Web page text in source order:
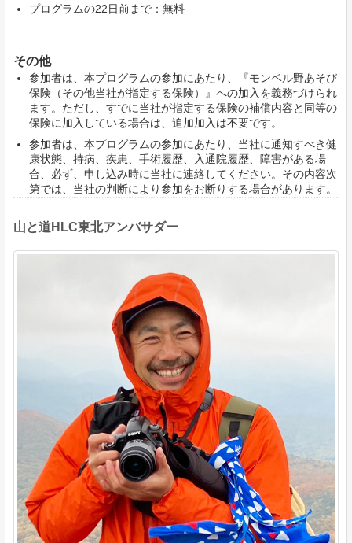
プログラムの22日前まで：無料
その他
参加者は、本プログラムの参加にあたり、『モンベル野あそび
保険（その他当社が指定する保険）』への加入を義務づけられ
ます。ただし、すでに当社が指定する保険の補償内容と同等の
保険に加入している場合は、追加加入は不要です。
参加者は、本プログラムの参加にあたり、当社に通知すべき健
康状態、持病、疾患、手術履歴、入通院履歴、障害がある場
合、必ず、申し込み時に当社に連絡してください。その内容次
第では、当社の判断により参加をお断りする場合があります。
山と道HLC東北アンバサダー